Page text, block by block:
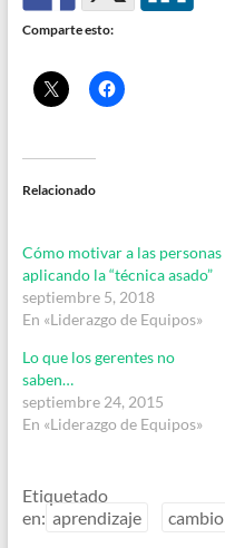
Comparte esto:
Relacionado
Cómo motivar a las personas
aplicando la “técnica asado”
septiembre 5, 2018
En «Liderazgo de Equipos»
Lo que los gerentes no
saben…
septiembre 24, 2015
En «Liderazgo de Equipos»
Etiquetado
en: aprendizaje cambio